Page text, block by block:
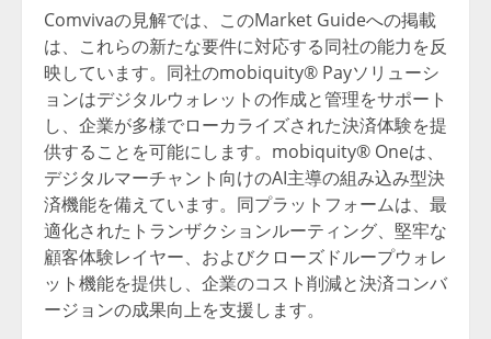
Comvivaの見解では、このMarket Guideへの掲載
は、これらの新たな要件に対応する同社の能力を反
映しています。同社のmobiquity® Payソリューシ
ョンはデジタルウォレットの作成と管理をサポート
し、企業が多様でローカライズされた決済体験を提
供することを可能にします。mobiquity® Oneは、
デジタルマーチャント向けのAI主導の組み込み型決
済機能を備えています。同プラットフォームは、最
適化されたトランザクションルーティング、堅牢な
顧客体験レイヤー、およびクローズドループウォレ
ット機能を提供し、企業のコスト削減と決済コンバ
ージョンの成果向上を支援します。